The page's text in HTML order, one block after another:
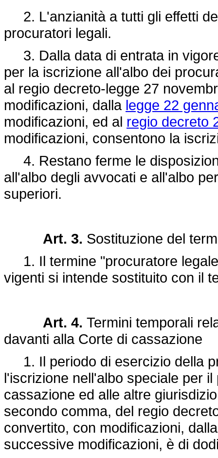
2. L'anzianità a tutti gli effetti
procuratori legali.
3. Dalla data di entrata in
per la iscrizione all'albo dei
al regio decreto-legge 27
modificazioni, dalla legge 22
modificazioni, ed al regio decreto
modificazioni, consentono la
4. Restano ferme le
all'albo degli avvocati e all'albo
superiori.
Art. 3. Sostituzione del
1. Il termine "procuratore
vigenti si intende sostituito con il
Art. 4. Termini temporali
davanti alla Corte di cassazione
1. Il periodo di esercizio della
l'iscrizione nell'albo speciale per
cassazione ed alle altre
secondo comma, del regio
convertito, con modificazioni,
successive modificazioni, è di